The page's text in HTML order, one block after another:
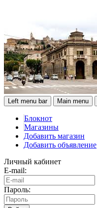
Left menu bar Main menu
Блокнот
Магазины
Добавить магазин
Добавить объявление
Личный кабинет
E-mail:
Пароль: